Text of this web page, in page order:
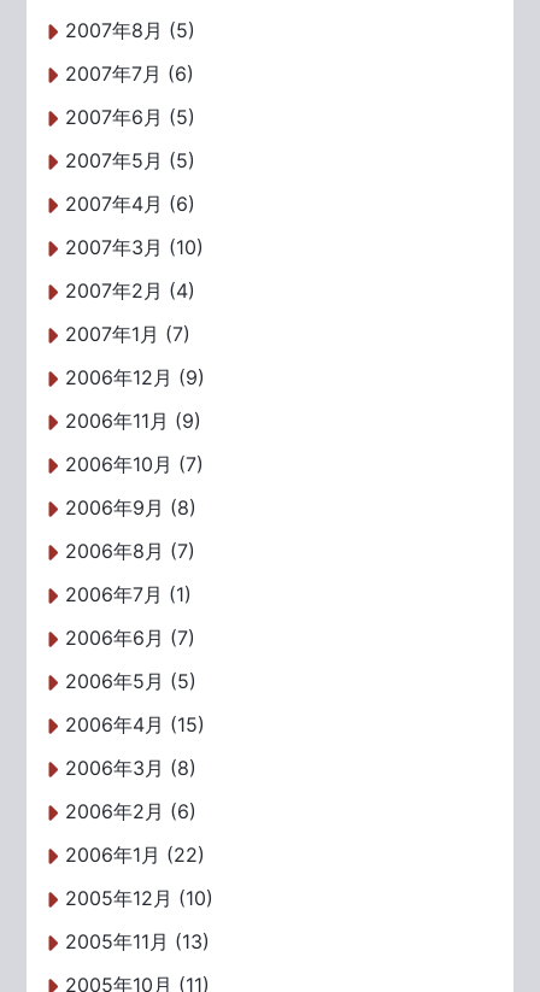
2007年8月 (5)
2007年7月 (6)
2007年6月 (5)
2007年5月 (5)
2007年4月 (6)
2007年3月 (10)
2007年2月 (4)
2007年1月 (7)
2006年12月 (9)
2006年11月 (9)
2006年10月 (7)
2006年9月 (8)
2006年8月 (7)
2006年7月 (1)
2006年6月 (7)
2006年5月 (5)
2006年4月 (15)
2006年3月 (8)
2006年2月 (6)
2006年1月 (22)
2005年12月 (10)
2005年11月 (13)
2005年10月 (11)